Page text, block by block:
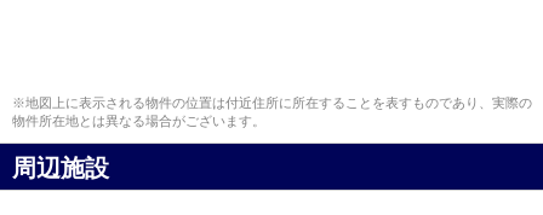
※地図上に表示される物件の位置は付近住所に所在することを表すものであり、実際の
物件所在地とは異なる場合がございます。
周辺施設